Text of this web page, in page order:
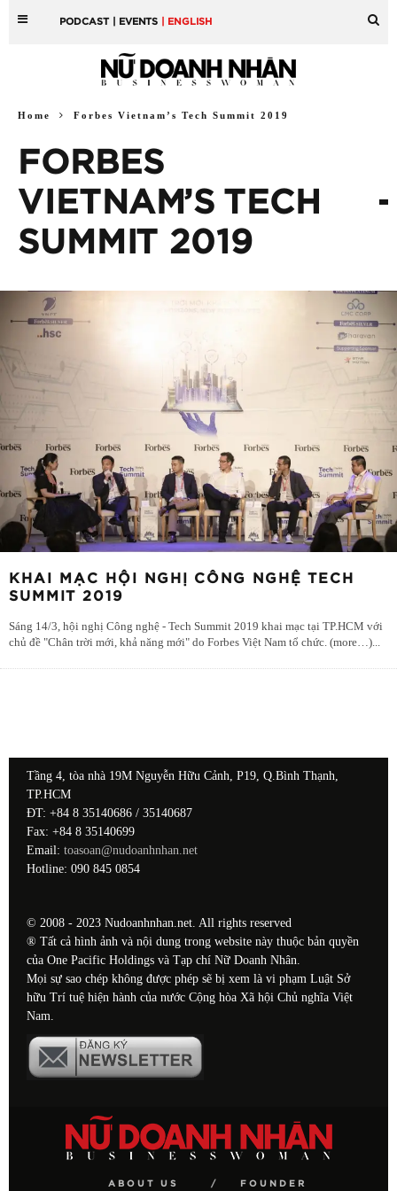
PODCAST | EVENTS | ENGLISH
Home Forbes Vietnam’s Tech Summit 2019
FORBES
VIETNAM’S TECH
SUMMIT 2019
KHAI MẠC HỘI NGHỊ CÔNG NGHỆ TECH
SUMMIT 2019
Sáng 14/3, hội nghị Công nghệ - Tech Summit 2019 khai mạc tại TP.HCM với
chủ đề "Chân trời mới, khả năng mới" do Forbes Việt Nam tổ chức. (more…)...
Tầng 4, tòa nhà 19M Nguyễn Hữu Cảnh, P19, Q.Bình Thạnh,
TP.HCM
ĐT: +84 8 35140686 / 35140687
Fax: +84 8 35140699
Email: toasoan@nudoanhnhan.net
Hotline: 090 845 0854
© 2008 - 2023 Nudoanhnhan.net. All rights reserved
® Tất cả hình ảnh và nội dung trong website này thuộc bản quyền
của One Pacific Holdings và Tạp chí Nữ Doanh Nhân.
Mọi sự sao chép không được phép sẽ bị xem là vi phạm Luật Sở
hữu Trí tuệ hiện hành của nước Cộng hòa Xã hội Chủ nghĩa Việt
Nam.
ABOUT US FOUNDER